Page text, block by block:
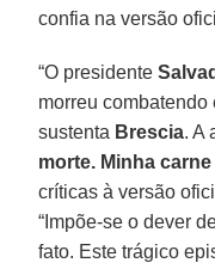
confia na versão
“O presidente
morreu combatendo
sustenta Brescia. A
morte. Minha
críticas à versão
“Impõe-se o dever
fato. Este trágico